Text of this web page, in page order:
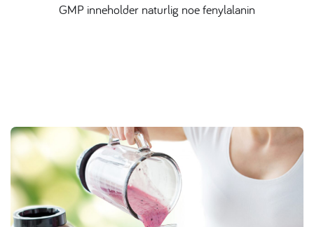
GMP inneholder naturlig noe fenylalanin